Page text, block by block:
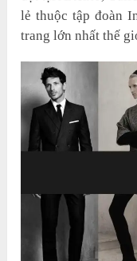
lẻ thuộc tập đoàn
trang lớn nhất thế